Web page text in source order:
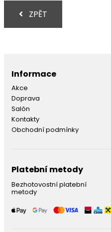
ZPĚT
Informace
Akce
Doprava
Salón
Kontakty
Obchodní podmínky
Platební metody
Bezhotovostní platební
metody